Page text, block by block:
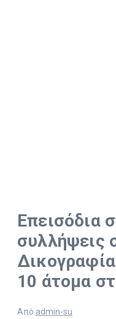
Επεισόδια
συλλήψεις
10 άτομα
Από admin-su